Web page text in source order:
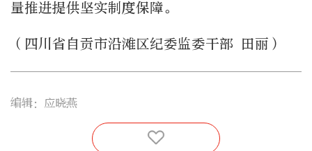
量推进提供坚实制度保障。
（四川省自贡市沿滩区纪委监委干部 田丽）
编辑：应晓燕